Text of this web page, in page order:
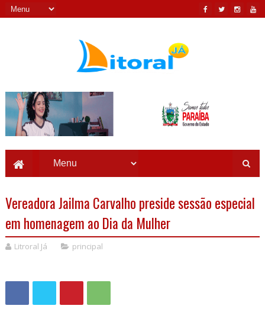
Vereadora Jailma Carvalho preside sessão especial
em homenagem ao Dia da Mulher
Litroral Já principal